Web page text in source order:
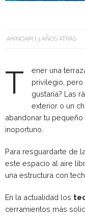
AHINOAM 3 AÑOS ATRÁS
T
ener una
privilegio, pero
gustaría? Las
exterior o un
abandonar tu
inoportuno.
Para resguardarte de
este espacio al aire
una estructura con
En la actualidad los
cerramientos más